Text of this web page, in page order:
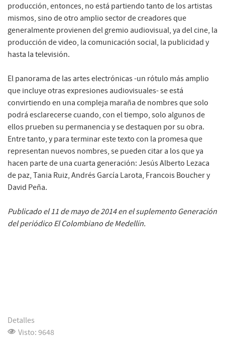
producción, entonces, no está partiendo tanto de los artistas
mismos, sino de otro amplio sector de creadores que
generalmente provienen del gremio audiovisual, ya del cine, la
producción de video, la comunicación social, la publicidad y
hasta la televisión.
El panorama de las artes electrónicas -un rótulo más amplio
que incluye otras expresiones audiovisuales- se está
convirtiendo en una compleja maraña de nombres que solo
podrá esclarecerse cuando, con el tiempo, solo algunos de
ellos prueben su permanencia y se destaquen por su obra.
Entre tanto, y para terminar este texto con la promesa que
representan nuevos nombres, se pueden citar a los que ya
hacen parte de una cuarta generación: Jesús Alberto Lezaca
de paz, Tania Ruiz, Andrés García Larota, Francois Boucher y
David Peña.
Publicado el 11 de mayo de 2014 en el suplemento Generación
del periódico El Colombiano de Medellín.
Detalles
Visto: 9648